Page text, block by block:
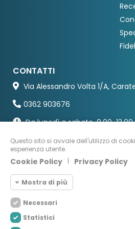
CONTATTI
Via Alessandro Volta 1/A,
0362 903676
Da lunedì a sabato, 8.00-13.00
Questo sito si avvale dell'utilizzo di
esperienza utente.
Cookie Policy | Privacy Policy
Mostra di più
Necessari
Statistici